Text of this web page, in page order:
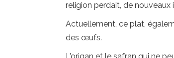
religion perdait, de
Actuellement, ce plat,
des œufs.